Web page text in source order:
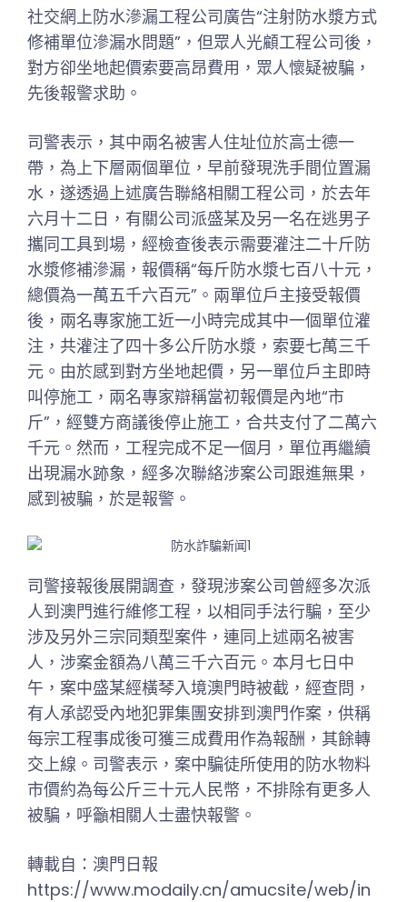
社交網上防水滲漏工程公司廣告“注射防水漿方式
修補單位滲漏水問題”，但眾人光顧工程公司後，
對方卻坐地起價索要高昂費用，眾人懷疑被騙，
先後報警求助。
司警表示，其中兩名被害人住址位於高士德一
帶，為上下層兩個單位，早前發現洗手間位置漏
水，遂透過上述廣告聯絡相關工程公司，於去年
六月十二日，有關公司派盛某及另一名在逃男子
攜同工具到場，經檢查後表示需要灌注二十斤防
水漿修補滲漏，報價稱“每斤防水漿七百八十元，
總價為一萬五千六百元”。兩單位戶主接受報價
後，兩名專家施工近一小時完成其中一個單位灌
注，共灌注了四十多公斤防水漿，索要七萬三千
元。由於感到對方坐地起價，另一單位戶主即時
叫停施工，兩名專家辯稱當初報價是內地“市
斤”，經雙方商議後停止施工，合共支付了二萬六
千元。然而，工程完成不足一個月，單位再繼續
出現漏水跡象，經多次聯絡涉案公司跟進無果，
感到被騙，於是報警。
司警接報後展開調查，發現涉案公司曾經多次派
人到澳門進行維修工程，以相同手法行騙，至少
涉及另外三宗同類型案件，連同上述兩名被害
人，涉案金額為八萬三千六百元。本月七日中
午，案中盛某經橫琴入境澳門時被截，經查問，
有人承認受內地犯罪集團安排到澳門作案，供稱
每宗工程事成後可獲三成費用作為報酬，其餘轉
交上線。司警表示，案中騙徒所使用的防水物料
市價約為每公斤三十元人民幣，不排除有更多人
被騙，呼籲相關人士盡快報警。
轉載自：澳門日報
https://www.modaily.cn/amucsite/web/in